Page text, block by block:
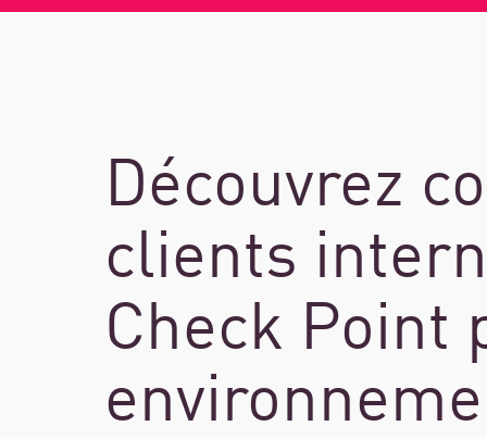
Découvrez
clients
Check Point